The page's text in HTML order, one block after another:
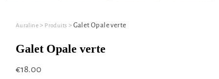
Auraline> Produits > Galet Opale verte
Galet Opale verte
€18.00